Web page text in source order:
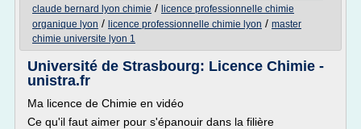
claude bernard lyon chimie / licence professionnelle chimie
organique lyon / licence professionnelle chimie lyon / master
chimie universite lyon 1
Université de Strasbourg: Licence Chimie -
unistra.fr
Ma licence de Chimie en vidéo
Ce qu'il faut aimer pour s'épanouir dans la filière